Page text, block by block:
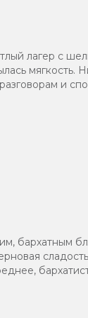
лагер с
мягкость.
и
бархатным